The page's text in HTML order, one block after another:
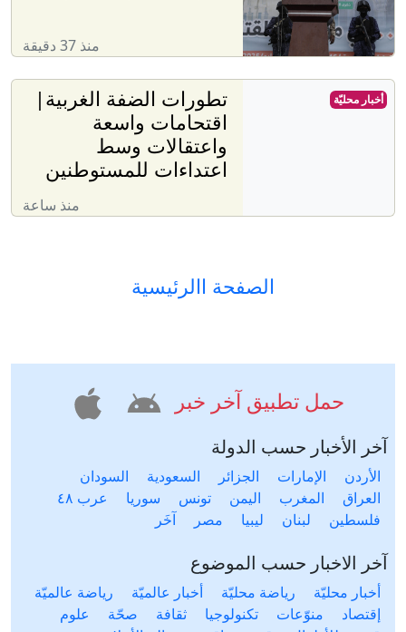
منذ 37 دقيقة
تطورات الضفة الغربية|
اقتحامات واسعة
واعتقالات وسط
اعتداءات للمستوطنين
منذ ساعة
أخبار محليّة
الصفحة االرئيسية
حمل تطبيق آخر خبر
آخر الأخبار حسب الدولة
الأردن الإمارات الجزائر السعودية
السودان
العراق
المغرب اليمن تونس سوريا
عرب ٤٨
فلسطين
لبنان ليبيا مصر آخَر
آخر الاخبار حسب الموضوع
أخبار محليّة رياضة محليّة أخبار عالميّة
رياضة عالميّة
إقتصاد
منوّعات تكنولوجيا ثقافة صحّة
علوم